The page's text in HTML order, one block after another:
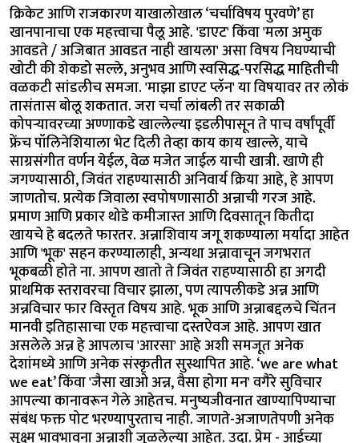
क्रिकेट आणि राजकारण याखालोखाल ‘चर्चाविषय पुरवणे’ हा
खानपानाचा एक महत्त्वाचा पैलू आहे. 'डाएट' किंवा 'मला अमुक
आवडते / अजिबात आवडत नाही खायला' असा विषय निघण्याची
खोटी की शेकडो सल्ले, अनुभव आणि स्वसिद्ध-परसिद्ध माहितीची
वळकटी सांडलीच समजा. 'माझा डाएट प्लॅन' या विषयावर तर लोकं
तासंतास बोलू शकतात. जरा चर्चा लांबली तर सकाळी
कोपऱ्यावरच्या अण्णाकडे खाल्लेल्या इडलीपासून ते पाच वर्षांपूर्वी
फ्रेंच पॉलिनेशियाला भेट दिली तेव्हा काय काय खाल्ले, याचे
साग्रसंगीत वर्णन येईल, वेळ मजेत जाईल याची खात्री. खाणे ही
जगण्यासाठी, जिवंत राहण्यासाठी अनिवार्य क्रिया आहे, हे आपण
जाणतोच. प्रत्येक जिवाला स्वपोषणासाठी अन्नाची गरज आहे.
प्रमाण आणि प्रकार थोडे कमीजास्त आणि दिवसातून कितीदा
खायचे हे बदलते फारतर. अन्नाशिवाय जगू शकण्याला मर्यादा आहेत
आणि 'भूक' सहन करण्यालाही, अन्यथा अन्नावाचून जगभरात
भूकबळी होते ना. आपण खातो ते जिवंत राहण्यासाठी हा अगदी
प्राथमिक स्तरावरचा विचार झाला, पण त्यापलीकडे अन्न आणि
अन्नविचार फार विस्तृत विषय आहे. भूक आणि अन्नाबद्दलचे चिंतन
मानवी इतिहासाचा एक महत्त्वाचा दस्तऐवज आहे. आपण खात
असलेले अन्न हे आपलाच 'आरसा' आहे अशी समजूत अनेक
देशांमध्ये आणि अनेक संस्कृतीत सुस्थापित आहे. ‘we are what
we eat’ किंवा 'जैसा खाओ अन्न, वैसा होगा मन' वगैरे सुविचार
आपल्या कानावरून गेले आहेतच. मनुष्यजीवनात खाण्यापिण्याचा
संबंध फक्त पोट भरण्यापुरताच नाही. जाणते-अजाणतेपणी अनेक
सूक्ष्म भावभावना अन्नाशी जुळलेल्या आहेत. उदा. प्रेम - आईच्या